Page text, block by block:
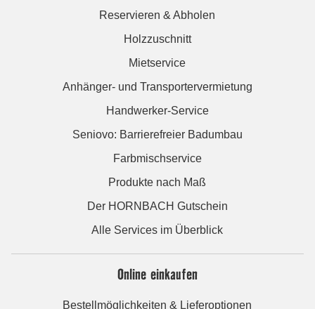
Reservieren & Abholen
Holzzuschnitt
Mietservice
Anhänger- und Transportervermietung
Handwerker-Service
Seniovo: Barrierefreier Badumbau
Farbmischservice
Produkte nach Maß
Der HORNBACH Gutschein
Alle Services im Überblick
Online einkaufen
Bestellmöglichkeiten & Lieferoptionen